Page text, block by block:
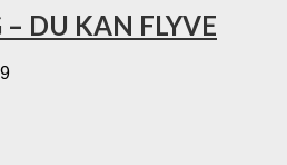
DU KAN FLYVE